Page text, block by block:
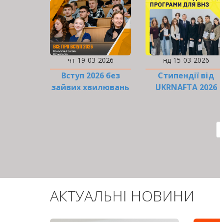
чт 19-03-2026
Вступ 2026 без
зайвих хвилювань
нд 15-03-2026
Стипендії від
UKRNAFTA 2026
АКТУАЛЬНІ НОВИНИ